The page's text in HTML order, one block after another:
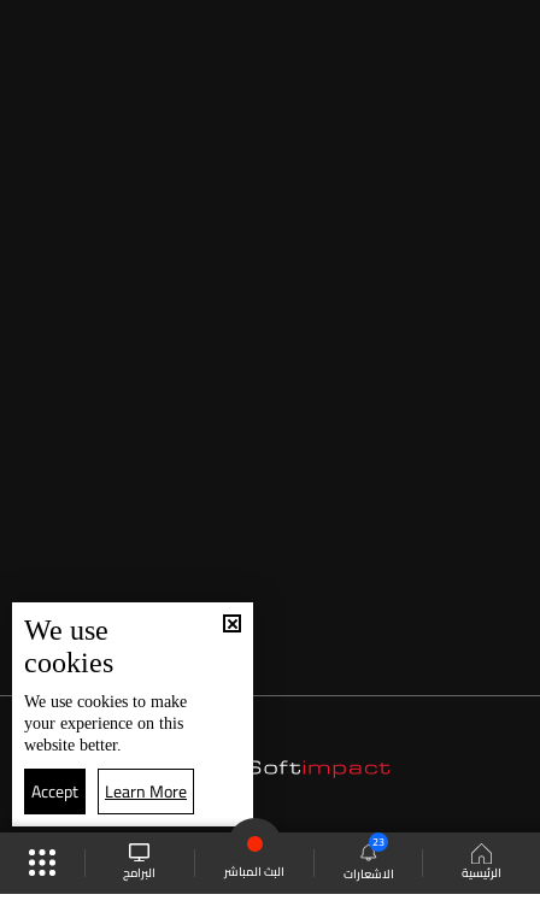
الرئيسية الاشعارات
23
البث المباشر البرامج
We use
cookies
We use cookies to make
your experience on this
website better.
Accept Learn More
موقع البرامج الجدول البث المباشر